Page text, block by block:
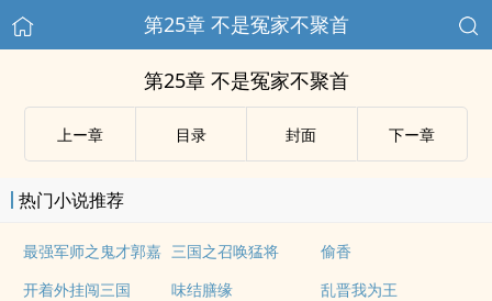
第25章 不是冤家不聚首
第25章 不是冤家不聚首
上ー章 目录 封面 下ー章
热门小说推荐
最强军师之鬼才郭嘉 三国之召唤猛将
偷香
开着外挂闯三国
味结膳缘 乱晋我为王